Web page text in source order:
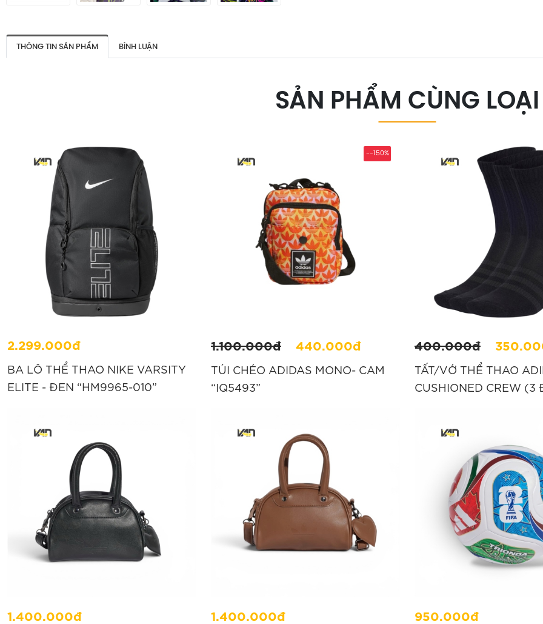
THÔNG TIN SẢN PHẨM BÌNH LUẬN
SẢN PHẨM CÙNG LOẠI
2.299.000đ
BA LÔ THỂ THAO NIKE VARSITY
ELITE - ĐEN “HM9965-010”
1.100.000đ 440.000đ
--150%
TÚI CHÉO ADIDAS MONO- CAM
“IQ5493”
400.000đ
TẤT/VỚ THỂ THAO
CUSHIONED CREW
1.400.000đ 1.400.000đ 950.000đ